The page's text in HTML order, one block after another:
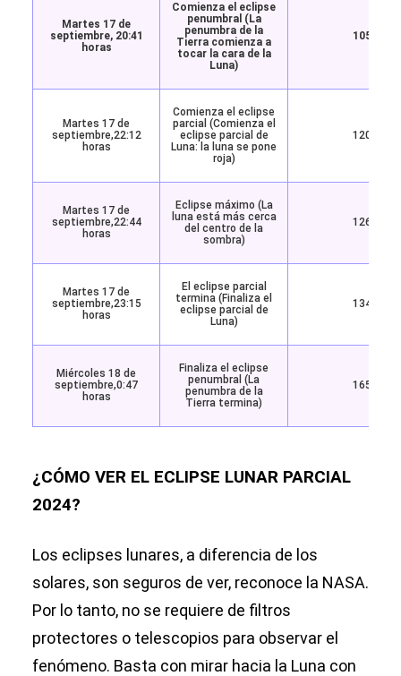
Martes 17 de
septiembre, 20:41
horas
Comienza el eclipse
penumbral (La
penumbra de la
Tierra comienza a
tocar la cara de la
Luna)
105°
Martes 17 de
septiembre,22:12
horas
Comienza el eclipse
parcial (Comienza el
eclipse parcial de
Luna: la luna se pone
roja)
120°
Martes 17 de
septiembre,22:44
horas
Eclipse máximo (La
luna está más cerca
del centro de la
sombra)
126°
Martes 17 de
septiembre,23:15
horas
El eclipse parcial
termina (Finaliza el
eclipse parcial de
Luna)
134°
Miércoles 18 de
septiembre,0:47
horas
Finaliza el eclipse
penumbral (La
penumbra de la
Tierra termina)
165°
¿CÓMO VER EL ECLIPSE LUNAR PARCIAL
2024?
Los eclipses lunares, a diferencia de los
solares, son seguros de ver, reconoce la NASA.
Por lo tanto, no se requiere de filtros
protectores o telescopios para observar el
fenómeno. Basta con mirar hacia la Luna con